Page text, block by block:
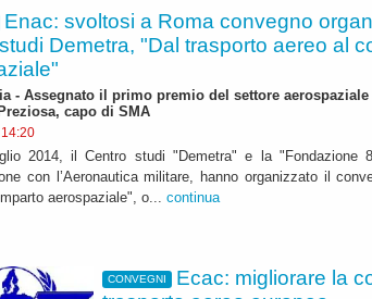
Enac: svoltosi a Roma convegno
Demetra, "Dal trasporto aereo al
- Assegnato il primo premio del settore aerospaziale
capo di SMA
2014, il Centro studi "Demetra" e la "Fondazione
con l’Aeronautica militare, hanno organizzato il
aerospaziale", o... continua
CONVEGNI
Ecac: migliorare la